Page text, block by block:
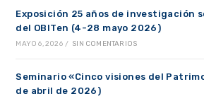
Exposición 25 años de investigación
del OBITen (4-28 mayo 2026)
MAYO 6, 2026 / SIN COMENTARIOS
Seminario «Cinco visiones del
de abril de 2026)